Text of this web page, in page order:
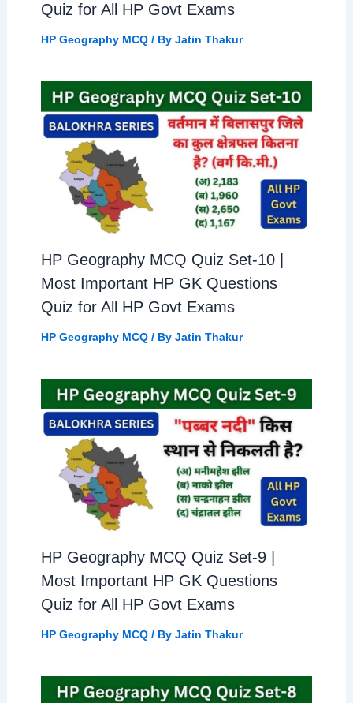
Quiz for All HP Govt Exams
HP Geography MCQ/ By Jatin Thakur
HP Geography MCQ Quiz Set-10 |
Most Important HP GK Questions
Quiz for All HP Govt Exams
HP Geography MCQ/ By Jatin Thakur
HP Geography MCQ Quiz Set-9 |
Most Important HP GK Questions
Quiz for All HP Govt Exams
HP Geography MCQ/ By Jatin Thakur